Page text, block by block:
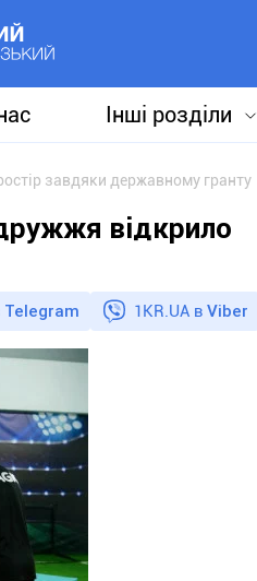
Інші розділи
завдяки державному гранту
відкрило
Telegram 1KR.UA в Viber